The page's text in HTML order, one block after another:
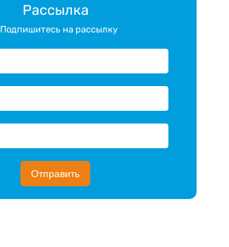
Рассылка
Подпишитесь на рассылку
Отправить